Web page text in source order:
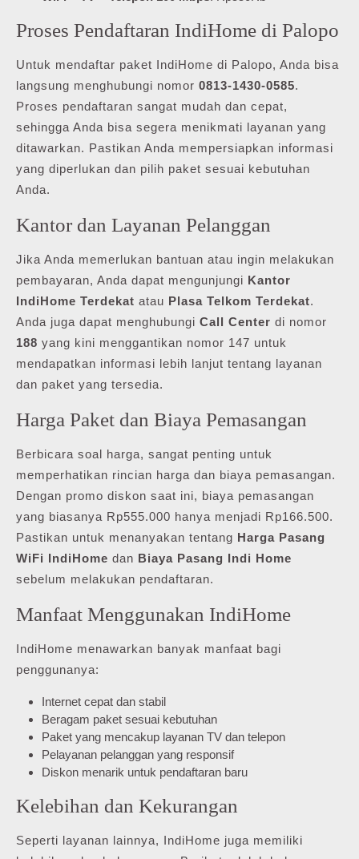
Proses Pendaftaran IndiHome di Palopo
Untuk mendaftar paket IndiHome di Palopo, Anda bisa
langsung menghubungi nomor 0813-1430-0585.
Proses pendaftaran sangat mudah dan cepat,
sehingga Anda bisa segera menikmati layanan yang
ditawarkan. Pastikan Anda mempersiapkan informasi
yang diperlukan dan pilih paket sesuai kebutuhan
Anda.
Kantor dan Layanan Pelanggan
Jika Anda memerlukan bantuan atau ingin melakukan
pembayaran, Anda dapat mengunjungi Kantor
IndiHome Terdekat atau Plasa Telkom Terdekat.
Anda juga dapat menghubungi Call Center di nomor
188 yang kini menggantikan nomor 147 untuk
mendapatkan informasi lebih lanjut tentang layanan
dan paket yang tersedia.
Harga Paket dan Biaya Pemasangan
Berbicara soal harga, sangat penting untuk
memperhatikan rincian harga dan biaya pemasangan.
Dengan promo diskon saat ini, biaya pemasangan
yang biasanya Rp555.000 hanya menjadi Rp166.500.
Pastikan untuk menanyakan tentang Harga Pasang
WiFi IndiHome dan Biaya Pasang Indi Home
sebelum melakukan pendaftaran.
Manfaat Menggunakan IndiHome
IndiHome menawarkan banyak manfaat bagi
penggunanya:
Internet cepat dan stabil
Beragam paket sesuai kebutuhan
Paket yang mencakup layanan TV dan telepon
Pelayanan pelanggan yang responsif
Diskon menarik untuk pendaftaran baru
Kelebihan dan Kekurangan
Seperti layanan lainnya, IndiHome juga memiliki